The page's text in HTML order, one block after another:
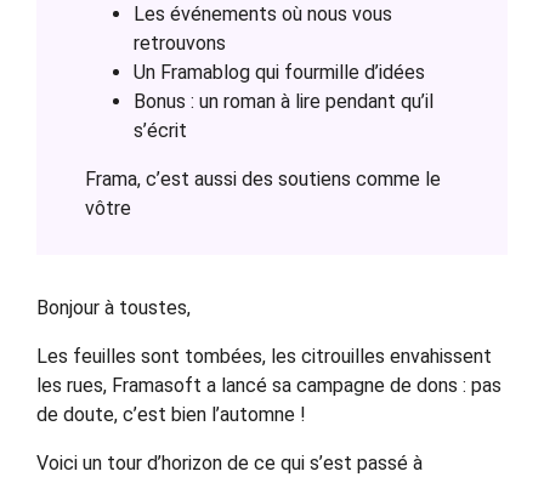
Les événements où nous vous
retrouvons
Un Framablog qui fourmille d’idées
Bonus : un roman à lire pendant qu’il
s’écrit
Frama, c’est aussi des soutiens comme le
vôtre
Bonjour à toustes,
Les feuilles sont tombées, les citrouilles envahissent
les rues, Framasoft a lancé sa campagne de dons : pas
de doute, c’est bien l’automne !
Voici un tour d’horizon de ce qui s’est passé à